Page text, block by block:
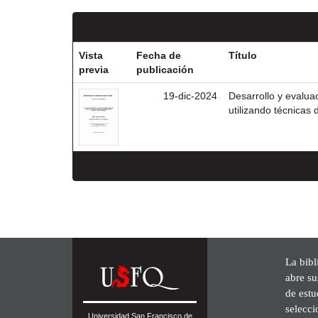
Vista
previa
Fecha de
publicación
Título
19-dic-2024
Desarrollo y
utilizando técnicas
Universidad San Francisco de
La
abre
de